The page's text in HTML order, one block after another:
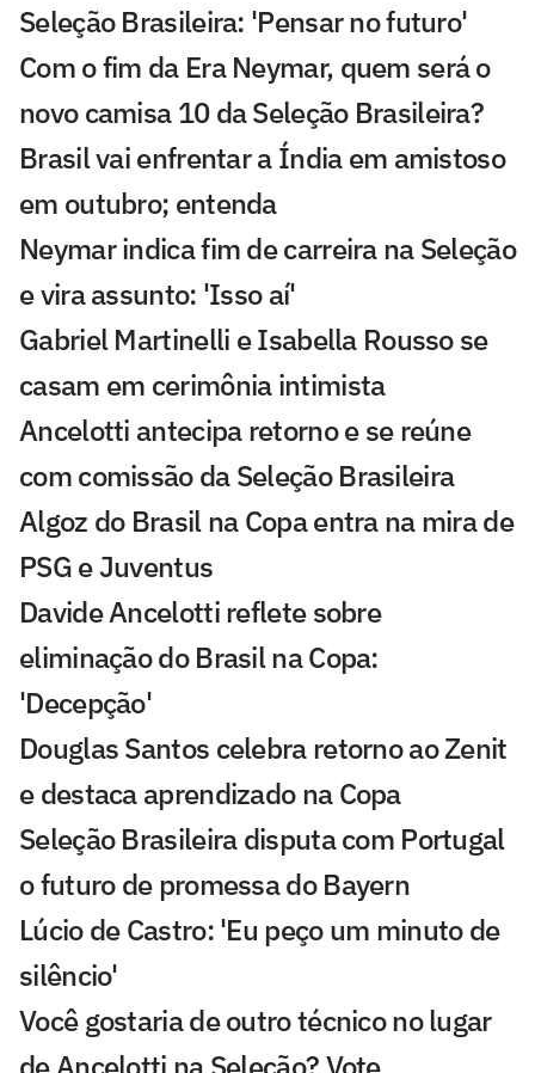
Seleção Brasileira: 'Pensar no futuro'
Com o fim da Era Neymar, quem será o
novo camisa 10 da Seleção Brasileira?
Brasil vai enfrentar a Índia em amistoso
em outubro; entenda
Neymar indica fim de carreira na Seleção
e vira assunto: 'Isso aí'
Gabriel Martinelli e Isabella Rousso se
casam em cerimônia intimista
Ancelotti antecipa retorno e se reúne
com comissão da Seleção Brasileira
Algoz do Brasil na Copa entra na mira de
PSG e Juventus
Davide Ancelotti reflete sobre
eliminação do Brasil na Copa:
'Decepção'
Douglas Santos celebra retorno ao Zenit
e destaca aprendizado na Copa
Seleção Brasileira disputa com Portugal
o futuro de promessa do Bayern
Lúcio de Castro: 'Eu peço um minuto de
silêncio'
Você gostaria de outro técnico no lugar